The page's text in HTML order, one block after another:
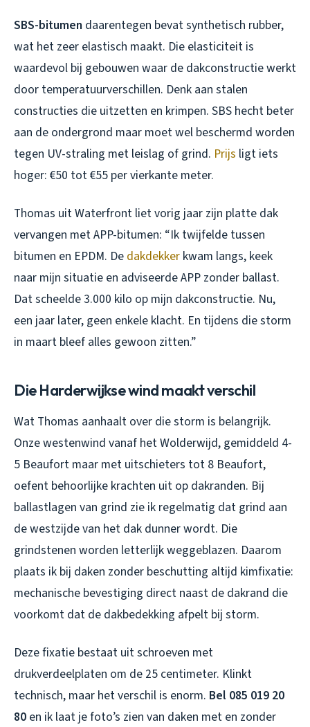
SBS-bitumen daarentegen bevat synthetisch rubber,
wat het zeer elastisch maakt. Die elasticiteit is
waardevol bij gebouwen waar de dakconstructie werkt
door temperatuurverschillen. Denk aan stalen
constructies die uitzetten en krimpen. SBS hecht beter
aan de ondergrond maar moet wel beschermd worden
tegen UV-straling met leislag of grind. Prijs ligt iets
hoger: €50 tot €55 per vierkante meter.
Thomas uit Waterfront liet vorig jaar zijn platte dak
vervangen met APP-bitumen: “Ik twijfelde tussen
bitumen en EPDM. De dakdekker kwam langs, keek
naar mijn situatie en adviseerde APP zonder ballast.
Dat scheelde 3.000 kilo op mijn dakconstructie. Nu,
een jaar later, geen enkele klacht. En tijdens die storm
in maart bleef alles gewoon zitten.”
Die Harderwijkse wind maakt verschil
Wat Thomas aanhaalt over die storm is belangrijk.
Onze westenwind vanaf het Wolderwijd, gemiddeld 4-
5 Beaufort maar met uitschieters tot 8 Beaufort,
oefent behoorlijke krachten uit op dakranden. Bij
ballastlagen van grind zie ik regelmatig dat grind aan
de westzijde van het dak dunner wordt. Die
grindstenen worden letterlijk weggeblazen. Daarom
plaats ik bij daken zonder beschutting altijd kimfixatie:
mechanische bevestiging direct naast de dakrand die
voorkomt dat de dakbedekking afpelt bij storm.
Deze fixatie bestaat uit schroeven met
drukverdeelplaten om de 25 centimeter. Klinkt
technisch, maar het verschil is enorm. Bel 085 019 20
80 en ik laat je foto’s zien van daken met en zonder